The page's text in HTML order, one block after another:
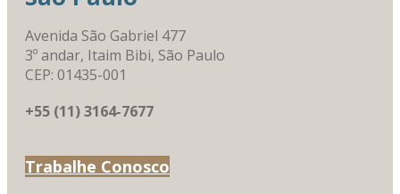
Avenida São Gabriel 477
3º andar, Itaim Bibi, São Paulo
CEP: 01435-001
+55 (11) 3164-7677
Trabalhe Conosco